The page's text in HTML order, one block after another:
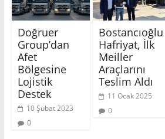
Doğruer
Group’dan
Afet
Bölgesine
Lojistik
Destek
10 Şubat 2023
0
Bostancıoğlu
Hafriyat, İlk
Meiller
Araçlarını
Teslim Aldı
11 Ocak 2025
0